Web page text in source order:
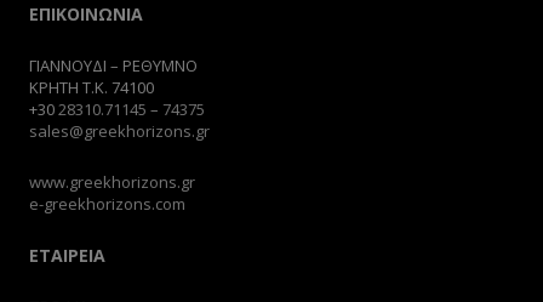
ΕΠΙΚΟΙΝΩΝΙΑ
ΓΙΑΝΝΟΥΔΙ – ΡΕΘΥΜΝΟ
ΚΡΗΤΗ Τ.Κ. 74100
+3028310.71145 – 74375
sales@greekhorizons.gr
www.greekhorizons.gr
e-greekhorizons.com
ΕΤΑΙΡΕΙΑ